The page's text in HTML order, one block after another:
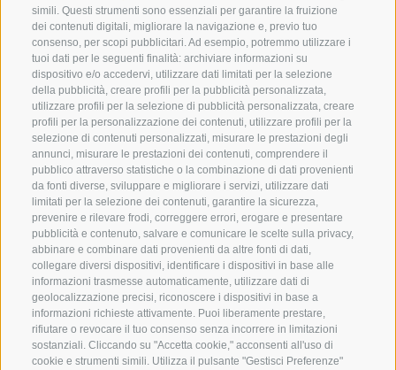
simili. Questi strumenti sono essenziali per garantire la fruizione
dei contenuti digitali, migliorare la navigazione e, previo tuo
consenso, per scopi pubblicitari. Ad esempio, potremmo utilizzare i
tuoi dati per le seguenti finalità: archiviare informazioni su
dispositivo e/o accedervi, utilizzare dati limitati per la selezione
della pubblicità, creare profili per la pubblicità personalizzata,
utilizzare profili per la selezione di pubblicità personalizzata, creare
profili per la personalizzazione dei contenuti, utilizzare profili per la
selezione di contenuti personalizzati, misurare le prestazioni degli
annunci, misurare le prestazioni dei contenuti, comprendere il
pubblico attraverso statistiche o la combinazione di dati provenienti
da fonti diverse, sviluppare e migliorare i servizi, utilizzare dati
limitati per la selezione dei contenuti, garantire la sicurezza,
prevenire e rilevare frodi, correggere errori, erogare e presentare
pubblicità e contenuto, salvare e comunicare le scelte sulla privacy,
abbinare e combinare dati provenienti da altre fonti di dati,
collegare diversi dispositivi, identificare i dispositivi in base alle
informazioni trasmesse automaticamente, utilizzare dati di
geolocalizzazione precisi, riconoscere i dispositivi in base a
informazioni richieste attivamente. Puoi liberamente prestare,
rifiutare o revocare il tuo consenso senza incorrere in limitazioni
sostanziali. Cliccando su "Accetta cookie," acconsenti all'uso di
cookie e strumenti simili. Utilizza il pulsante "Gestisci Preferenze"
+39 0474 976139
info@globoalpin.com
SERVIZIO
Contatto
Meteo
FAQ & AGB
Newsletter
noleggio attrezzatura
Login
Pagamento
Partner
ON TOUR
Noi
Programma invernale